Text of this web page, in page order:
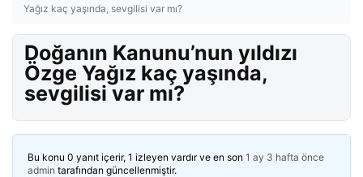
Yağız kaç yaşında, sevgilisi var mı?
Doğanın Kanunu’nun yıldızı
Özge Yağız kaç yaşında,
sevgilisi var mı?
Bu konu 0 yanıt içerir, 1 izleyen vardır ve en son 1 ay 3 hafta önce
admin tarafından güncellenmiştir.